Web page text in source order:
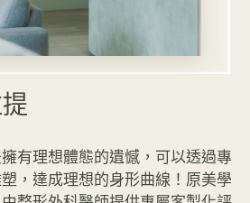
有理想體態的遺憾，可以透過專
，達成理想的身形曲線！原美學